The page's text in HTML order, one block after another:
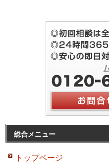
総合メニュー
トップページ